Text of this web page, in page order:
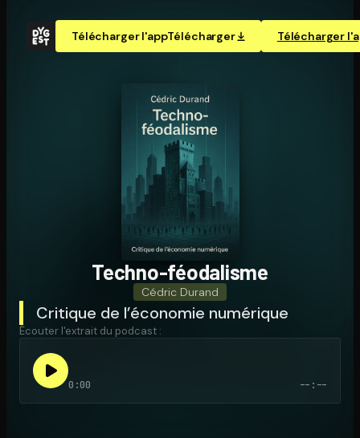
Télécharger l'appTélécharger Télécharger
Techno-féodalisme
Cédric Durand
Critique de l’économie numérique
Écouter l'extrait du podcast :
0:00 --:--